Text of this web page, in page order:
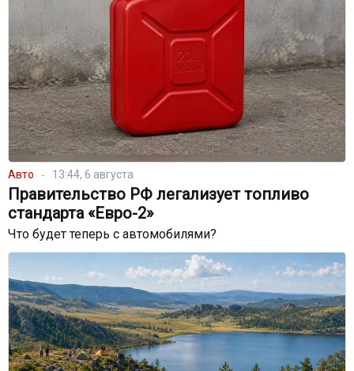
Авто 13:44, 6 августа
Правительство РФ легализует топливо
стандарта «Евро-2»
Что будет теперь с автомобилями?